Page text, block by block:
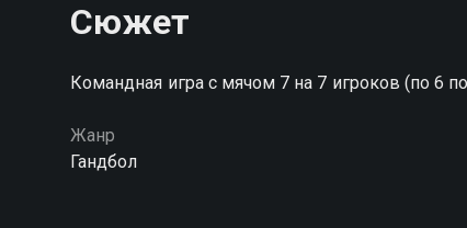
Сюжет
Командная игра с мячом 7 на 7 игроков (по 6
Жанр
Гандбол